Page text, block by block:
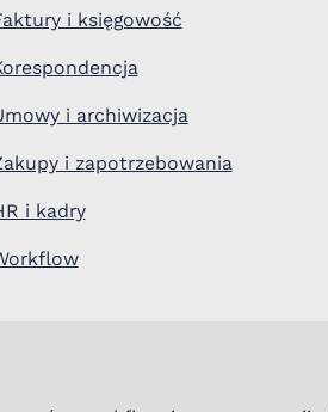
i księgowość
i archiwizacja
i zapotrzebowania
i kadry